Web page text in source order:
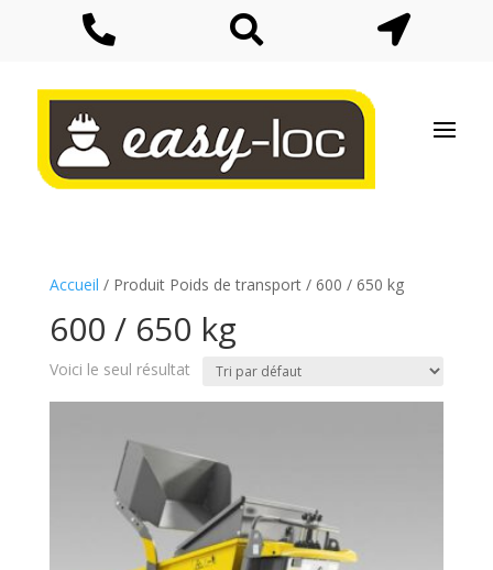
  
Accueil / Produit Poids de transport / 600 / 650 kg
600 / 650 kg
Voici le seul résultat